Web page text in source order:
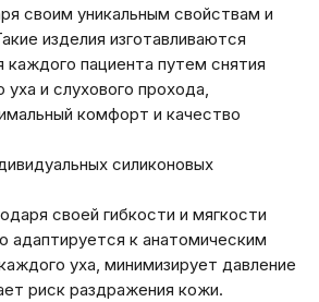
своим уникальным свойствам и
изделия изготавливаются
каждого пациента путем снятия
уха и слухового прохода,
комфорт и качество
силиконовых
своей гибкости и мягкости
адаптируется к анатомическим
уха, минимизирует давление
риск раздражения кожи.